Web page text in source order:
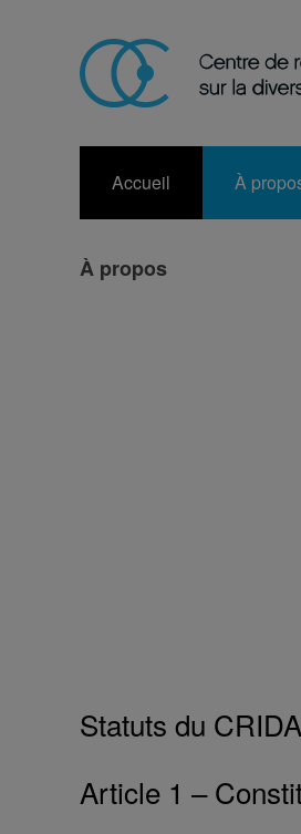
Accueil À
À propos
Statuts du
Article 1 –